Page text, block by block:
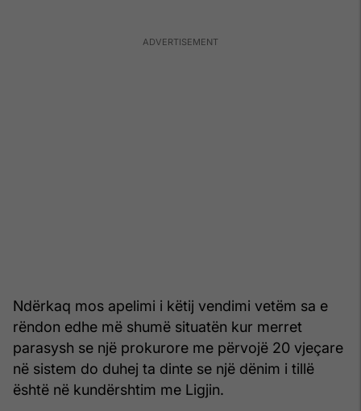
Ndërkaq mos apelimi i këtij vendimi vetëm sa e
rëndon edhe më shumë situatën kur merret
parasysh se një prokurore me përvojë 20 vjeçare
në sistem do duhej ta dinte se një dënim i tillë
është në kundërshtim me Ligjin.